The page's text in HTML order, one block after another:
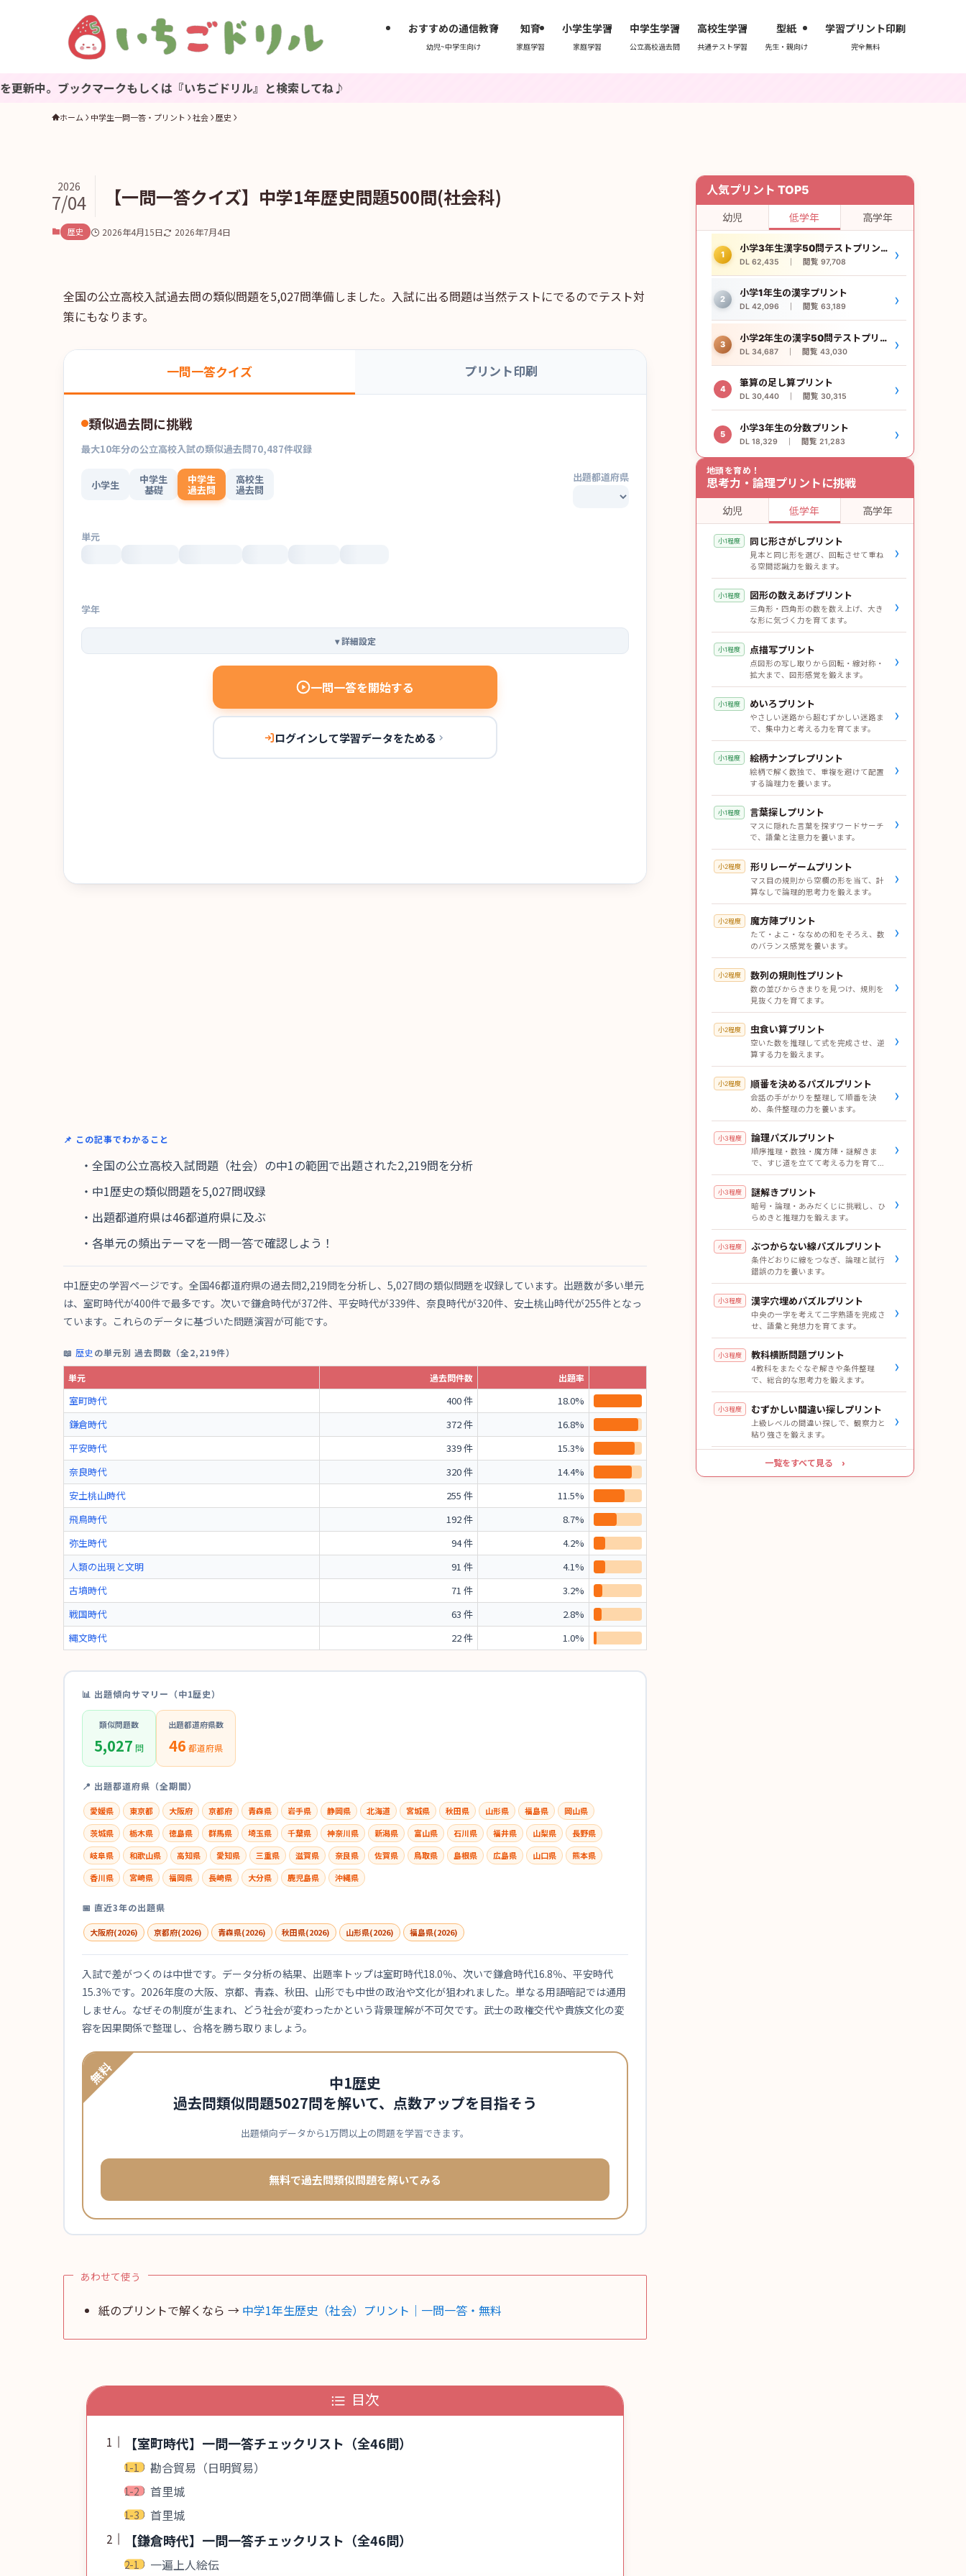
おすすめの通信教育
幼児~中学生向け
知育
家庭学習
小学生学習
家庭学習
中学生学習
公立高校過去問
高校生学習
共通テスト学習
型紙
先生・親向け
学習プリント印刷
完全無料
クマークもしくは『いちごドリル』と検索してね♪
ホーム 中学生一問一答・プリント 社会 歴史
【一問一答クイズ】中学1年歴史問題500問(社会科)
2026
7/04
歴史 2026年4月15日 2026年7月4日
全国の公立高校入試過去問の類似問題を5,027問準備しました。入試に出る問題は当然テストにでるのでテスト対
策にもなります。
一問一答クイズ プリント印刷
類似過去問に挑戦
最大10年分の公立高校入試の類似過去問70,487件収録
小学生 中学生
基礎
中学生
過去問
高校生
過去問
出題都道府県
単元
学年
▾詳細設定
一問一答を開始する
ログインして学習データをためる
📌 この記事でわかること
・全国の公立高校入試問題（社会）の中1の範囲で出題された2,219問を分析
・中1歴史の類似問題を5,027問収録
・出題都道府県は46都道府県に及ぶ
・各単元の頻出テーマを一問一答で確認しよう！
中1歴史の学習ページです。全国46都道府県の過去問2,219問を分析し、5,027問の類似問題を収録しています。出題数が多い単元
は、室町時代が400件で最多です。次いで鎌倉時代が372件、平安時代が339件、奈良時代が320件、安土桃山時代が255件となっ
ています。これらのデータに基づいた問題演習が可能です。
📖 歴史 の単元別 過去問数（全2,219件）
単元 過去問件数 出題率
室町時代 400 件
18.0%
鎌倉時代
372 件
16.8%
平安時代
339 件
15.3%
奈良時代
320 件
14.4%
安土桃山時代
255 件
11.5%
飛鳥時代
192 件
8.7%
弥生時代
94 件
4.2%
人類の出現と文明
91 件
4.1%
古墳時代
71 件
3.2%
戦国時代
63 件
2.8%
縄文時代
22 件 1.0%
📊 出題傾向サマリー（中1歴史）
類似問題数
5,027 問
出題都道府県数
46 都道府県
📍 出題都道府県（全期間）
愛媛県 東京都 大阪府 京都府 青森県 岩手県 静岡県 北海道 宮城県 秋田県 山形県 福島県
岡山県
茨城県
栃木県 徳島県 群馬県 埼玉県 千葉県 神奈川県 新潟県 富山県 石川県 福井県 山梨県
長野県
岐阜県
和歌山県 高知県 愛知県 三重県 滋賀県 奈良県 佐賀県 鳥取県 島根県 広島県 山口県
熊本県
香川県
宮崎県 福岡県 長崎県 大分県 鹿児島県 沖縄県
📅 直近3年の出題県
大阪府(2026) 京都府(2026) 青森県(2026) 秋田県(2026) 山形県(2026) 福島県(2026)
入試で差がつくのは中世です。データ分析の結果、出題率トップは室町時代18.0％、次いで鎌倉時代16.8％、平安時代
15.3％です。2026年度の大阪、京都、青森、秋田、山形でも中世の政治や文化が狙われました。単なる用語暗記では通用
しません。なぜその制度が生まれ、どう社会が変わったかという背景理解が不可欠です。武士の政権交代や貴族文化の変
容を因果関係で整理し、合格を勝ち取りましょう。
無料
中1歴史
過去問類似問題5027問を解いて、点数アップを目指そう
出題傾向データから1万問以上の問題を学習できます。
無料で過去問類似問題を解いてみる
あわせて使う
紙のプリントで解くなら → 中学1年生歴史（社会）プリント｜一問一答・無料
目次
【室町時代】一問一答チェックリスト（全46問）
勘合貿易（日明貿易）
首里城
首里城
【鎌倉時代】一問一答チェックリスト（全46問）
一遍上人絵伝
人気プリント TOP5
幼児 低学年 高学年
1
小学3年生漢字50問テストプリント
DL 62,435 ｜ 閲覧 97,708 ›
2
小学1年生の漢字プリント
DL 42,096 ｜ 閲覧 63,189 ›
3
小学2年生の漢字50問テストプリント
DL 34,687 ｜ 閲覧 43,030 ›
4
筆算の足し算プリント
DL 30,440 ｜ 閲覧 30,315 ›
5
小学3年生の分数プリント
DL 18,329 ｜ 閲覧 21,283 ›
地頭を育め！
思考力・論理プリントに挑戦
幼児 低学年 高学年
小1程度 同じ形さがしプリント
見本と同じ形を選び、回転させて重ね
る空間認識力を鍛えます。
›
小1程度 図形の数えあげプリント
三角形・四角形の数を数え上げ、大き
な形に気づく力を育てます。
›
小1程度 点描写プリント
点図形の写し取りから回転・線対称・
拡大まで、図形感覚を鍛えます。
›
小1程度 めいろプリント
やさしい迷路から超むずかしい迷路ま
で、集中力と考える力を育てます。
›
小1程度 絵柄ナンプレプリント
絵柄で解く数独で、重複を避けて配置
する論理力を養います。
›
小1程度 言葉探しプリント
マスに隠れた言葉を探すワードサーチ
で、語彙と注意力を養います。
›
小2程度 形リレーゲームプリント
マス目の規則から空欄の形を当て、計
算なしで論理的思考力を鍛えます。
›
小2程度 魔方陣プリント
たて・よこ・ななめの和をそろえ、数
のバランス感覚を養います。
›
小2程度 数列の規則性プリント
数の並びからきまりを見つけ、規則を
見抜く力を育てます。
›
小2程度 虫食い算プリント
空いた数を推理して式を完成させ、逆
算する力を鍛えます。
›
小2程度 順番を決めるパズルプリント
会話の手がかりを整理して順番を決
め、条件整理の力を養います。
›
小3程度 論理パズルプリント
順序推理・数独・魔方陣・謎解きま
で、すじ道を立てて考える力を育てま
す。
›
小3程度 謎解きプリント
暗号・論理・あみだくじに挑戦し、ひ
らめきと推理力を鍛えます。
›
小3程度 ぶつからない線パズルプリント
条件どおりに線をつなぎ、論理と試行
錯誤の力を養います。
›
小3程度 漢字穴埋めパズルプリント
中央の一字を考えて二字熟語を完成さ
せ、語彙と発想力を育てます。
›
小3程度 教科横断問題プリント
4教科をまたぐなぞ解きや条件整理
で、総合的な思考力を鍛えます。
›
小3程度 むずかしい間違い探しプリント
上級レベルの間違い探しで、観察力と
粘り強さを鍛えます。
›
一覧をすべて見る ›